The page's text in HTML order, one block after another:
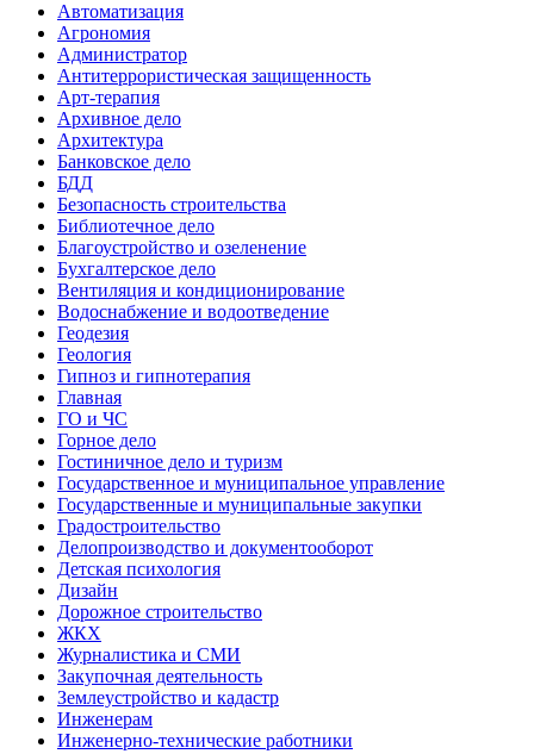
Автоматизация
Агрономия
Администратор
Антитеррористическая защищенность
Арт-терапия
Архивное дело
Архитектура
Банковское дело
БДД
Безопасность строительства
Библиотечное дело
Благоустройство и озеленение
Бухгалтерское дело
Вентиляция и кондиционирование
Водоснабжение и водоотведение
Геодезия
Геология
Гипноз и гипнотерапия
Главная
ГО и ЧС
Горное дело
Гостиничное дело и туризм
Государственное и муниципальное управление
Государственные и муниципальные закупки
Градостроительство
Делопроизводство и документооборот
Детская психология
Дизайн
Дорожное строительство
ЖКХ
Журналистика и СМИ
Закупочная деятельность
Землеустройство и кадастр
Инженерам
Инженерно-технические работники